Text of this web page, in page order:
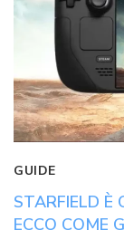
GUIDE
STARFIELD È
ECCO COME